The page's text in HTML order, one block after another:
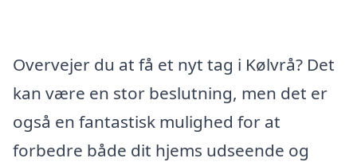
Overvejer du at få et nyt tag i Kølvrå? Det
kan være en stor beslutning, men det er
også en fantastisk mulighed for at
forbedre både dit hjems udseende og